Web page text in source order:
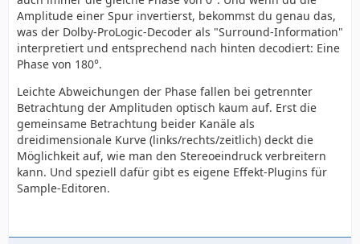
Amplitude einer Spur invertierst, bekommst du genau das,
was der Dolby-ProLogic-Decoder als "Surround-Information"
interpretiert und entsprechend nach hinten decodiert: Eine
Phase von 180°.
Leichte Abweichungen der Phase fallen bei getrennter
Betrachtung der Amplituden optisch kaum auf. Erst die
gemeinsame Betrachtung beider Kanäle als
dreidimensionale Kurve (links/rechts/zeitlich) deckt die
Möglichkeit auf, wie man den Stereoeindruck verbreitern
kann. Und speziell dafür gibt es eigene Effekt-Plugins für
Sample-Editoren.